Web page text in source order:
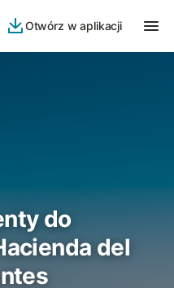
Otwórz w aplikacji
do
del